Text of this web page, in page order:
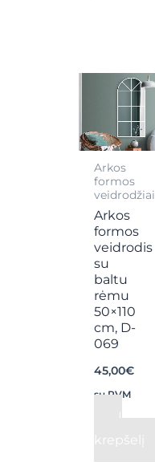
Arkos
formos
veidrodžiai
Arkos
formos
veidrodis
su
baltu
rėmu
50×110
cm, D-
069
45,00€
su PVM
Į
krepšelį